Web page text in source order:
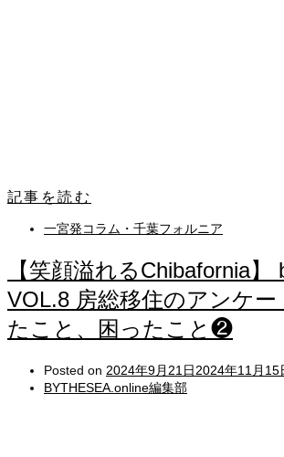
記事を読む
一宮発コラム・千葉フォルニア
【笑顔溢れるChibafornia】
VOL.8 房総移住のアンケー
たこと、困ったこと❷
Posted on 2024年9月21日2024年11月15
BYTHESEA.online編集部